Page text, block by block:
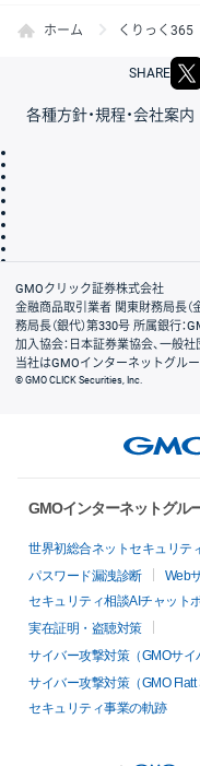
ホーム くりっく365
SHARE
各種方針・規程・会社案内
会社案内
GMOクリック証券株式会社
金融商品取引業者 関東財務局長（
務局長（銀代）第330号 所属銀行
加入協会：日本証券業協会、一般
当社はGMOインターネットグルー
© GMO CLICK Securities, Inc.
GMOインターネットグル
世界初総合ネットセキュリテ
パスワード漏洩診断
Web
セキュリティ相談AIチャット
実在証明・盗聴対策
サイバー攻撃対策（GMOサイ
サイバー攻撃対策（GMO Flatt
セキュリティ事業の軌跡